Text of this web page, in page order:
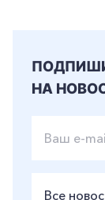
НА
Ваш e-
Все